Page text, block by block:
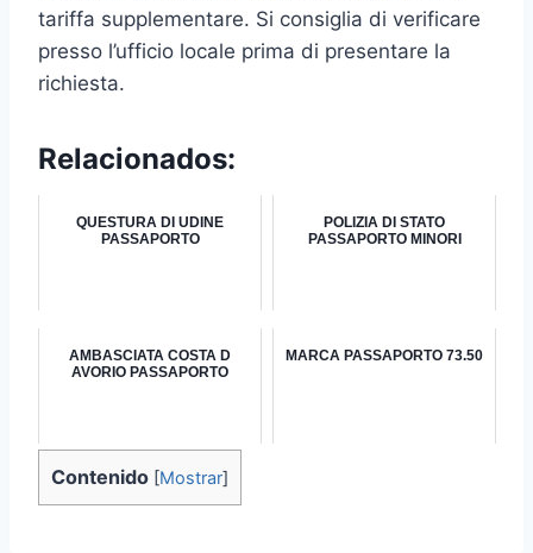
tariffa supplementare. Si consiglia di verificare
presso l’ufficio locale prima di presentare la
richiesta.
Relacionados:
QUESTURA DI UDINE
PASSAPORTO
POLIZIA DI STATO
PASSAPORTO MINORI
AMBASCIATA COSTA D
AVORIO PASSAPORTO
MARCA PASSAPORTO 73.50
Contenido [Mostrar]